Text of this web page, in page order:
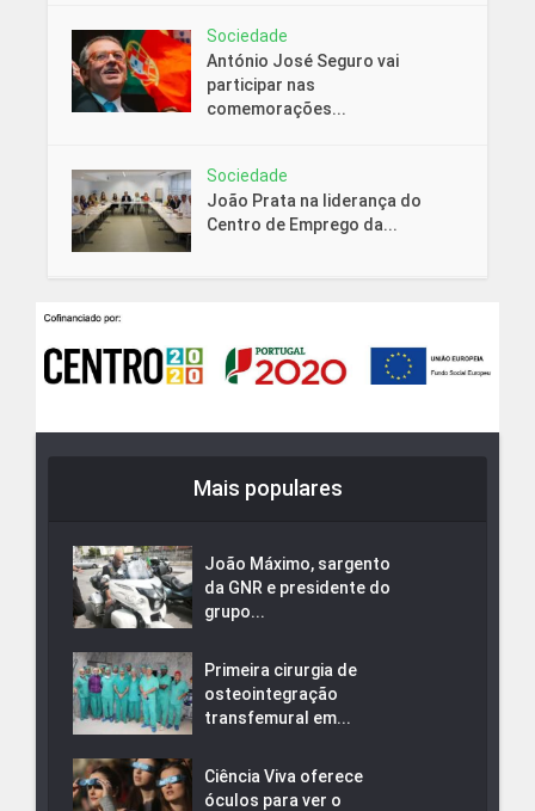
Sociedade
António José Seguro vai
participar nas
comemorações...
Sociedade
João Prata na liderança do
Centro de Emprego da...
Mais populares
João Máximo, sargento
da GNR e presidente do
grupo...
Primeira cirurgia de
osteointegração
transfemural em...
Ciência Viva oferece
óculos para ver o